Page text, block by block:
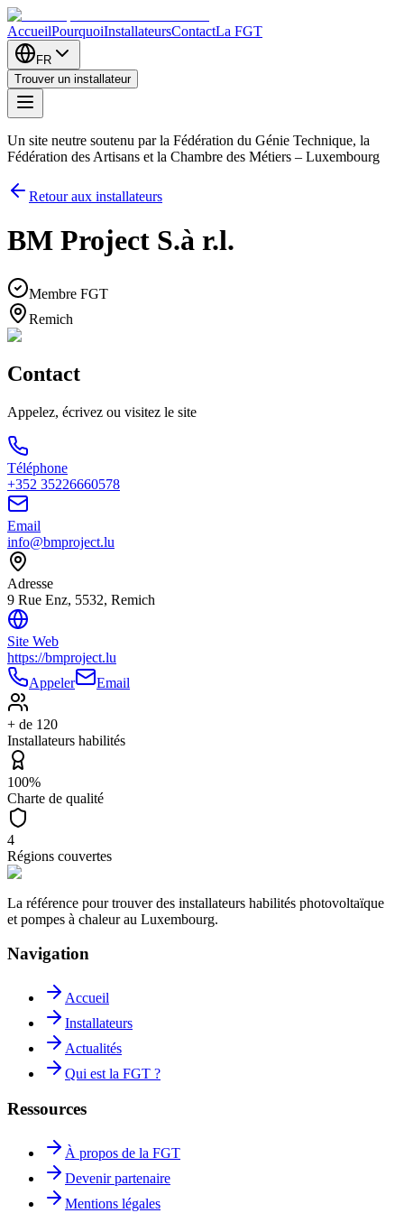
AccueilPourquoiInstallateursContactLa FGT
FR
Trouver un installateur
Un site neutre soutenu par la Fédération du Génie Technique, la
Fédération des Artisans et la Chambre des Métiers – Luxembourg
Retour aux installateurs
BM Project S.à r.l.
Membre FGT
Remich
Contact
Appelez, écrivez ou visitez le site
Téléphone
+352 35226660578
Email
info@bmproject.lu
Adresse
9 Rue Enz, 5532, Remich
Site Web
https://bmproject.lu
Appeler
Email
+ de 120
Installateurs habilités
100%
Charte de qualité
4
Régions couvertes
La référence pour trouver des installateurs habilités photovoltaïque
et pompes à chaleur au Luxembourg.
Navigation
Accueil
Installateurs
Actualités
Qui est la FGT ?
Ressources
À propos de la FGT
Devenir partenaire
Mentions légales